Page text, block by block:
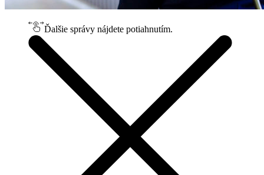
Ďalšie správy nájdete potiahnutím.